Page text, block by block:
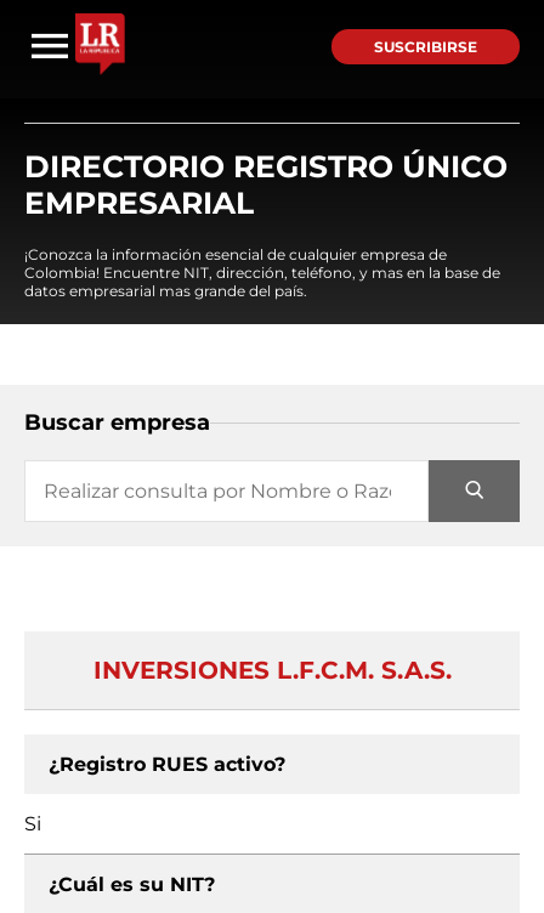
SUSCRIBIRSE
DIRECTORIO REGISTRO ÚNICO
EMPRESARIAL
¡Conozca la información esencial de cualquier empresa de
Colombia! Encuentre NIT, dirección, teléfono, y mas en la base de
datos empresarial mas grande del país.
Buscar empresa
INVERSIONES L.F.C.M. S.A.S.
¿Registro RUES activo?
Si
¿Cuál es su NIT?